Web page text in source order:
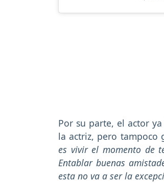
Por su parte, el actor
la actriz, pero tampoco
es vivir el momento de
Entablar buenas
esta no va a ser la